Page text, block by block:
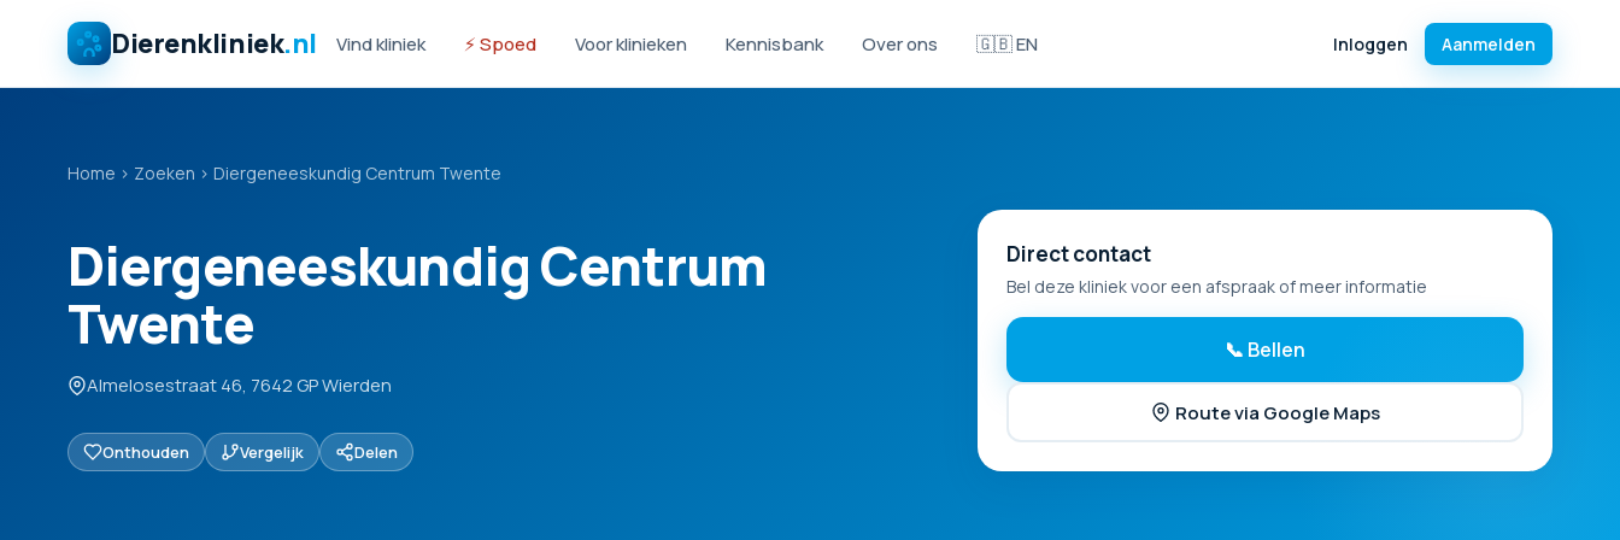
Dierenkliniek.nl Vind kliniek ⚡ Spoed Voor klinieken Kennisbank Over ons 🇬🇧 EN Inloggen Aanmelden
Home › Zoeken › Diergeneeskundig Centrum Twente
Diergeneeskundig Centrum
Twente
Almelosestraat 46, 7642 GP Wierden
Onthouden Vergelijk Delen
Direct contact
Bel deze kliniek voor een afspraak of meer informatie
📞 Bellen
Route via Google Maps